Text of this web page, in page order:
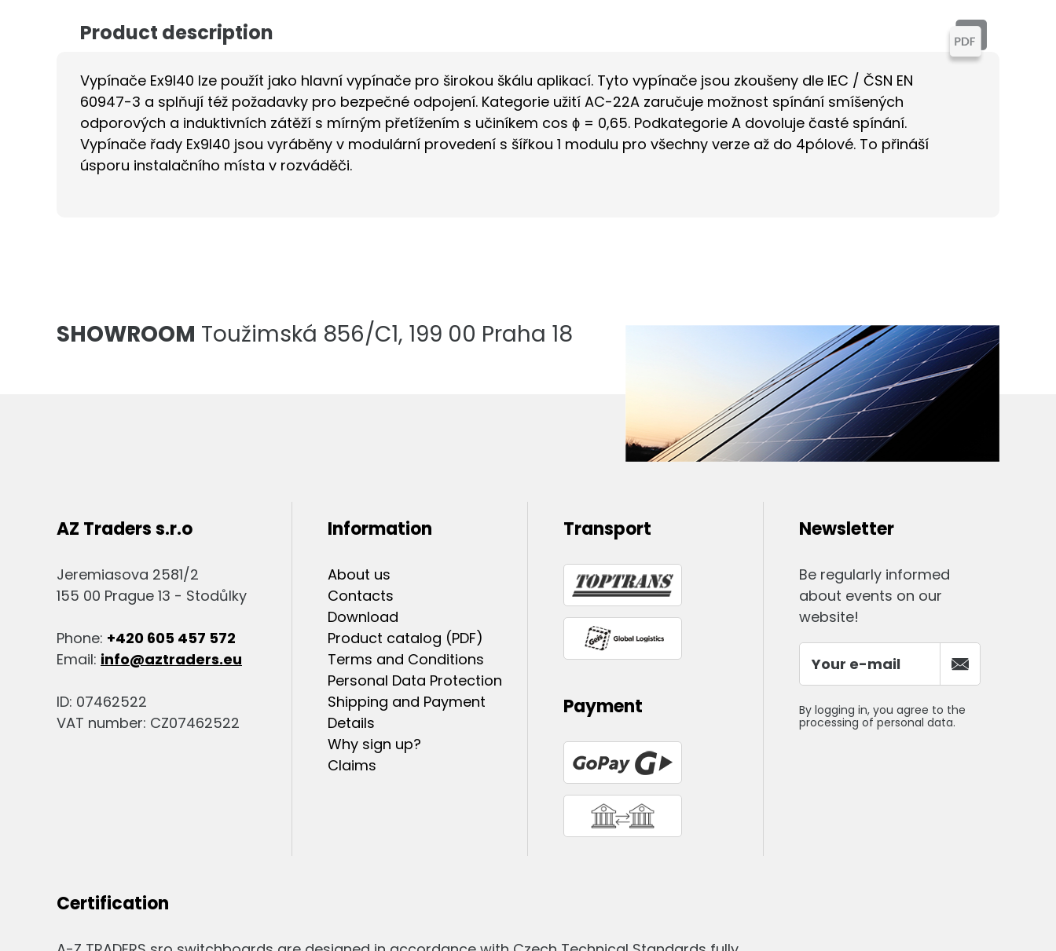
Product description
Vypínače Ex9I40 lze použít jako hlavní vypínače pro širokou škálu aplikací. Tyto vypínače jsou zkoušeny dle IEC / ČSN EN
60947-3 a splňují též požadavky pro bezpečné odpojení. Kategorie užití AC-22A zaručuje možnost spínání smíšených
odporových a induktivních zátěží s mírným přetížením s učiníkem cos ϕ = 0,65. Podkategorie A dovoluje časté spínání.
Vypínače řady Ex9I40 jsou vyráběny v modulární provedení s šířkou 1 modulu pro všechny verze až do 4pólové. To přináší
úsporu instalačního místa v rozváděči.
SHOWROOM Toužimská 856/C1, 199 00 Praha 18
AZ Traders s.r.o
Jeremiasova 2581/2
155 00 Prague 13 - Stodůlky
Phone: +420 605 457 572
Email: info@aztraders.eu
ID: 07462522
VAT number: CZ07462522
Information
About us
Contacts
Download
Product catalog (PDF)
Terms and Conditions
Personal Data Protection
Shipping and Payment
Details
Why sign up?
Claims
Transport
Payment
Newsletter
Be regularly informed
about events on our
website!
By logging in, you agree to the
processing of personal data.
Certification